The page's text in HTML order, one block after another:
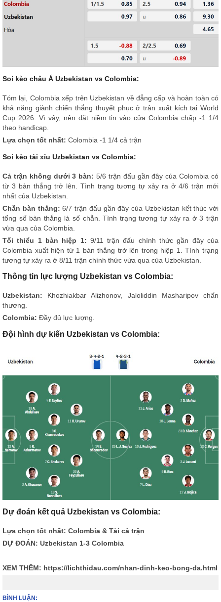
Soi kèo châu Á Uzbekistan vs Colombia:
Tóm lại, Colombia xếp trên Uzbekistan về đẳng cấp và hoàn toàn có
khả năng giành chiến thắng thuyết phục ở trận xuất kích tại World
Cup 2026. Vì vậy, nên đặt niềm tin vào cửa Colombia chấp -1 1/4
theo handicap.
Lựa chọn tốt nhất: Colombia -1 1/4 cả trận
Soi kèo tài xỉu Uzbekistan vs Colombia:
Cả trận không dưới 3 bàn: 5/6 trận đấu gần đây của Colombia có
từ 3 bàn thắng trở lên. Tình trạng tương tự xảy ra ở 4/6 trận mới
nhất của Uzbekistan.
Chẵn bàn thắng: 6/7 trận đấu gần đây của Uzbekistan kết thúc với
tổng số bàn thắng là số chẵn. Tình trạng tương tự xảy ra ở 3 trận
vừa qua của Colombia.
Tối thiểu 1 bàn hiệp 1: 9/11 trận đấu chính thức gần đây của
Colombia xuất hiện từ 1 bàn thắng trở lên trong hiệp 1. Tình trạng
tương tự xảy ra ở 8/11 trận chính thức vừa qua của Uzbekistan.
Thông tin lực lượng Uzbekistan vs Colombia:
Uzbekistan: Khozhiakbar Alizhonov, Jaloliddin Masharipov chấn
thương.
Colombia: Đầy đủ lực lượng.
Đội hình dự kiến Uzbekistan vs Colombia:
Dự đoán kết quả Uzbekistan vs Colombia:
Lựa chọn tốt nhất: Colombia & Tài cả trận
DỰ ĐOÁN: Uzbekistan 1-3 Colombia
XEM THÊM: https://lichthidau.com/nhan-dinh-keo-bong-da.html
BÌNH LUẬN: